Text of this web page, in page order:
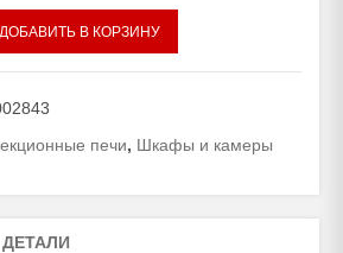
ДОБАВИТЬ В КОРЗИНУ
печи, Шкафы и камеры
ДЕТАЛИ